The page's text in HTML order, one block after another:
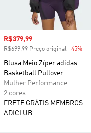
Preço com desconto
R$379,99
R$699,99 Preço original -45%
Blusa Meio Zíper adidas
Basketball Pullover
Mulher Performance
2 cores
FRETE GRÁTIS MEMBROS
ADICLUB